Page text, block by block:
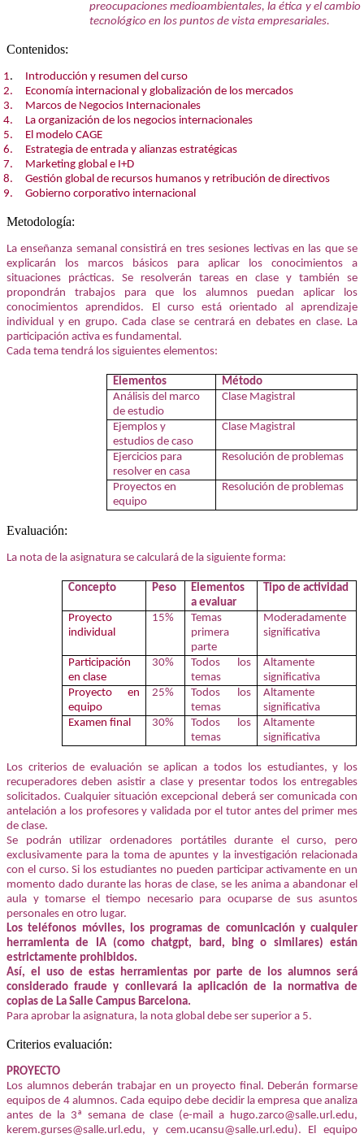
preocupaciones medioambientales, la ética y el cambio
tecnológico en los puntos de vista empresariales.
Contenidos:
1. Introducción y resumen del curso
2. Economía internacional y globalización de los mercados
3. Marcos de Negocios Internacionales
4. La organización de los negocios internacionales
5. El modelo CAGE
6. Estrategia de entrada y alianzas estratégicas
7. Marketing global e I+D
8. Gestión global de recursos humanos y retribución de directivos
9. Gobierno corporativo internacional
Metodología:
La enseñanza semanal consistirá en tres sesiones lectivas en las que se
explicarán los marcos básicos para aplicar los conocimientos a
situaciones prácticas. Se resolverán tareas en clase y también se
propondrán trabajos para que los alumnos puedan aplicar los
conocimientos aprendidos. El curso está orientado al aprendizaje
individual y en grupo. Cada clase se centrará en debates en clase. La
participación activa es fundamental.
Cada tema tendrá los siguientes elementos:
Elementos
Método
Análisis del marco
de estudio
Clase Magistral
Ejemplos y
estudios de caso
Clase Magistral
Ejercicios para
resolver en casa
Resolución de problemas
Proyectos en
equipo
Resolución de problemas
Evaluación:
La nota de la asignatura se calculará de la siguiente forma:
Concepto Peso
Elementos
a evaluar
Tipo de actividad
Proyecto
individual
15%
Temas
primera
parte
Moderadamente
significativa
Participación
en clase
30%
Todos los
temas
Altamente
significativa
Proyecto en
equipo
25%
Todos los
temas
Altamente
significativa
Examen final
30%
Todos los
temas
Altamente
significativa
Los criterios de evaluación se aplican a todos los estudiantes, y los
recuperadores deben asistir a clase y presentar todos los entregables
solicitados. Cualquier situación excepcional deberá ser comunicada con
antelación a los profesores y validada por el tutor antes del primer mes
de clase.
Se podrán utilizar ordenadores portátiles durante el curso, pero
exclusivamente para la toma de apuntes y la investigación relacionada
con el curso. Si los estudiantes no pueden participar activamente en un
momento dado durante las horas de clase, se les anima a abandonar el
aula y tomarse el tiempo necesario para ocuparse de sus asuntos
personales en otro lugar.
Los teléfonos móviles, los programas de comunicación y cualquier
herramienta de IA (como chatgpt, bard, bing o similares) están
estrictamente prohibidos.
Así, el uso de estas herramientas por parte de los alumnos será
considerado fraude y conllevará la aplicación de la normativa de
copias de La Salle Campus Barcelona.
Para aprobar la asignatura, la nota global debe ser superior a 5.
Criterios evaluación:
PROYECTO
Los alumnos deberán trabajar en un proyecto final. Deberán formarse
equipos de 4 alumnos. Cada equipo debe decidir la empresa que analiza
antes de la 3ª semana de clase (e-mail a hugo.zarco@salle.url.edu,
kerem.gurses@salle.url.edu, y cem.ucansu@salle.url.edu). El equipo